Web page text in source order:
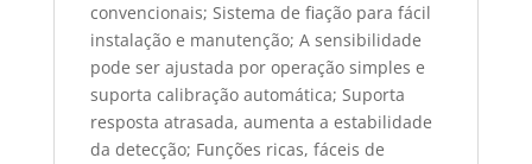
convencionais; Sistema de fiação para fácil
instalação e manutenção; A sensibilidade
pode ser ajustada por operação simples e
suporta calibração automática; Suporta
resposta atrasada, aumenta a estabilidade
da detecção; Funções ricas, fáceis de